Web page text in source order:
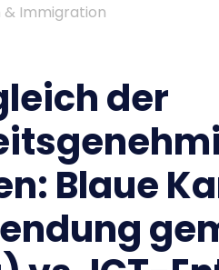
& Immigration
der
Blaue